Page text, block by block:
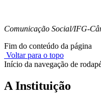
Comunicação Social/IFG-
Fim do conteúdo da página
Voltar para o topo
Início da navegação de
A Instituição